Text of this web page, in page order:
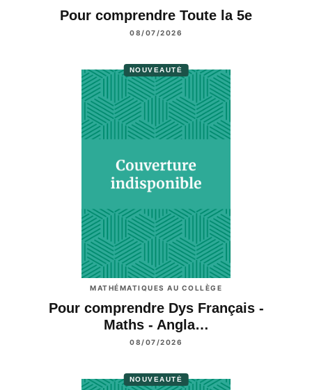
Pour comprendre Toute la 5e
08/07/2026
NOUVEAUTÉ
MATHÉMATIQUES AU COLLÈGE
Pour comprendre Dys Français -
Maths - Angla…
08/07/2026
NOUVEAUTÉ